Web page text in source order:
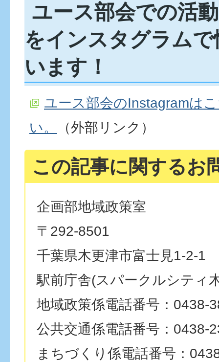
ユース部会での活
をインスタグラム
います！
ユース部会のInstagramは
い。
（外部リンク）
この記事に関するお
企画部地域政策室
〒292-8501
千葉県木更津市富士見1-2-1
駅前庁舎(スパークルシティ
地域政策係電話番号：0438-
公共交通係電話番号：0438-
まちづくり係電話番号：